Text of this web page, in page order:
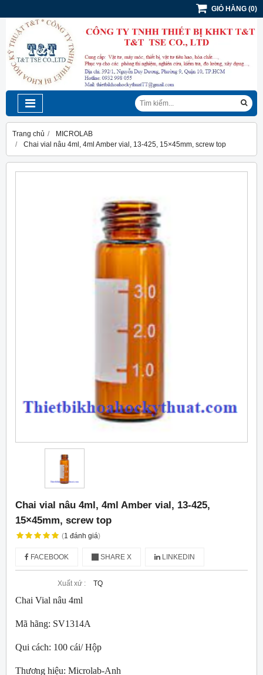
GIỎ HÀNG (0)
Trang chủ
MICROLAB
Chai vial nâu 4ml, 4ml Amber vial, 13-425, 15×45mm, screw top
Chai vial nâu 4ml, 4ml Amber vial, 13-425,
15×45mm, screw top
(1 đánh giá)
FACEBOOK SHARE X LINKEDIN
Xuất xứ : TQ
Chai Vial nâu 4ml
Mã hãng: SV1314A
Qui cách: 100 cái/ Hộp
Thương hiệu: Microlab-Anh